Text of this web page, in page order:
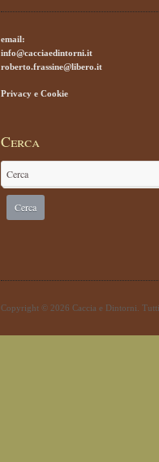
email:
info@cacciaedintorni.it
roberto.frassine@libero.it
Privacy e Cookie
Cerca
Copyright © 2026 Caccia e Dintorni.